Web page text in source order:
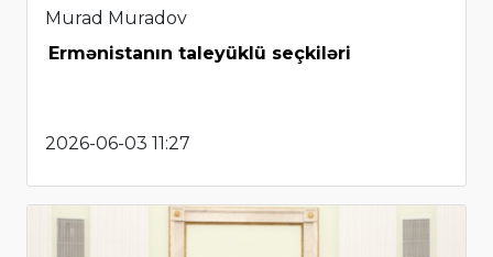
Murad Muradov
Ermənistanın taleyüklü seçkiləri
2026-06-03 11:27